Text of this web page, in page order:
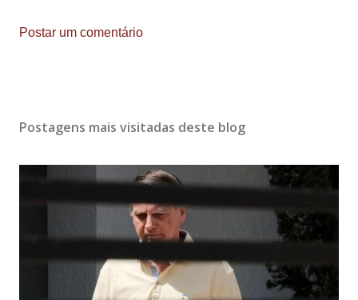
Postar um comentário
Postagens mais visitadas deste blog